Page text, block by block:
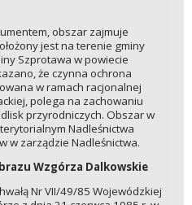
obszar zajmuje
jest na terenie gminy
Szprotawa w powiecie
że czynna ochrona
w ramach racjonalnej
polega na zachowaniu
przyrodniczych. Obszar w
Nadleśnictwa
w zarządzie Nadleśnictwa.
Wzgórza Dalkowskie
Nr VII/49/85 Wojewódzkiej